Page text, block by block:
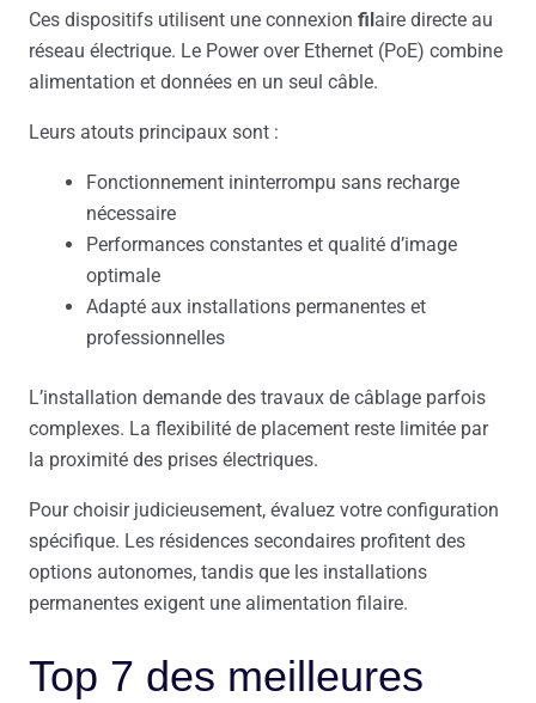
Ces dispositifs utilisent une connexion fil aire directe au
réseau électrique. Le Power over Ethernet (PoE) combine
alimentation et données en un seul câble.
Leurs atouts principaux sont :
Fonctionnement ininterrompu sans recharge
nécessaire
Performances constantes et qualité d’image
optimale
Adapté aux installations permanentes et
professionnelles
L’installation demande des travaux de câblage parfois
complexes. La flexibilité de placement reste limitée par
la proximité des prises électriques.
Pour choisir judicieusement, évaluez votre configuration
spécifique. Les résidences secondaires profitent des
options autonomes, tandis que les installations
permanentes exigent une alimentation filaire.
Top 7 des meilleures